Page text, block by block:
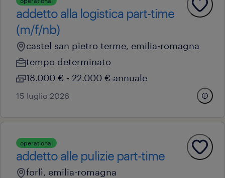
addetto alla logistica part-time
(m/f/nb)
castel san pietro terme, emilia-romagna
tempo determinato
18.000 € - 22.000 € annuale
15 luglio 2026
operational
addetto alle pulizie part-time
forlì, emilia-romagna